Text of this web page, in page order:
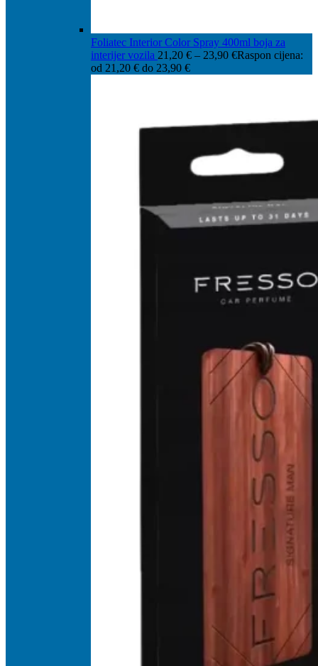
Foliatec Interior Color Spray 400ml boja za
interijer vozila 21,20 € – 23,90 €Raspon cijena:
od 21,20 € do 23,90 €